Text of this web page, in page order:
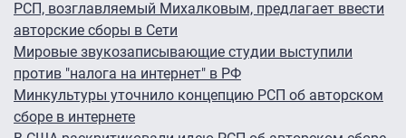
РСП, возглавляемый Михалковым, предлагает ввести
авторские сборы в Сети
Мировые звукозаписывающие студии выступили
против "налога на интернет" в РФ
Минкультуры уточнило концепцию РСП об авторском
сборе в интернете